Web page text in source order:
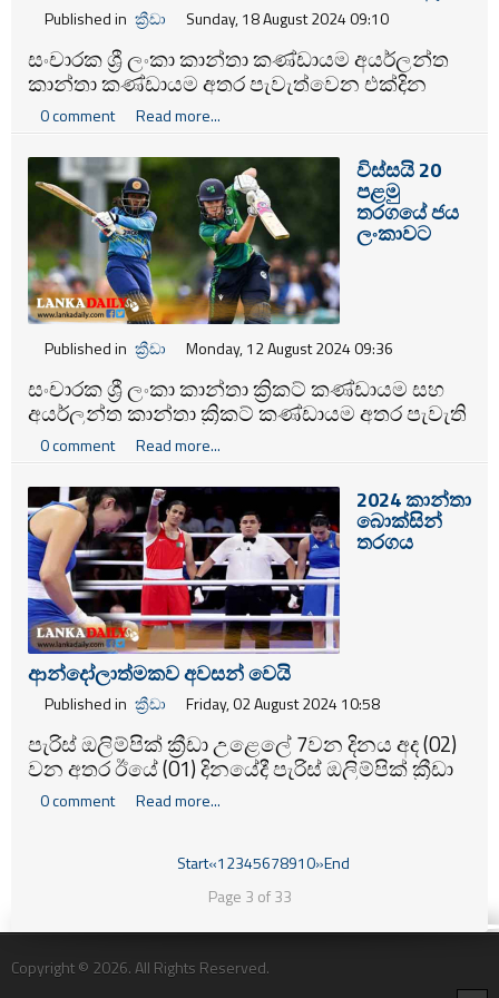
Published in ක්‍රීඩා Sunday, 18 August 2024 09:10
සංචාරක ශ්‍රී ලංකා කාන්තා කණ්ඩායම අයර්ලන්ත
කාන්තා කණ්ඩායම අතර පැවැත්වෙන එක්දින
ක්‍රිකට් තරගාවලියේ දෙවන තරගය අද (18)
පැවැත්වීමට නියමිතව තිබෙනවා.
0 comment Read more...
විස්සයි 20
පළමු
තරගයේ ජය
ලංකාවට
Published in ක්‍රීඩා Monday, 12 August 2024 09:36
සංචාරක ශ්‍රී ලංකා කාන්තා ක්‍රිකට් කණ්ඩායම සහ
අයර්ලන්ත කාන්තා ක්‍රිකට් කණ්ඩායම අතර පැවැති
පළමු විස්සයි 20 තරගය කඩුලු 07කින් ජය ගැනීමට
ශ්‍රී ලංකාව සමත් වී තිබේ.
0 comment Read more...
2024 කාන්තා
බොක්සින්
තරගය
ආන්දෝලාත්මකව අවසන් වෙයි
Published in ක්‍රීඩා Friday, 02 August 2024 10:58
පැරිස් ඔලිම්පික් ක්‍රීඩා උළෙලේ 7වන දිනය අද (02)
වන අතර ඊයේ (01) දිනයේදී පැරිස් ඔලිම්පික් ක්‍රීඩා
උළෙලේ කාන්තා බොක්සිං ඉසව්වේ අවසන් 16
0 comment Read more...
Start«12345678910»End
Page 3 of 33
Copyright © 2026. All Rights Reserved.